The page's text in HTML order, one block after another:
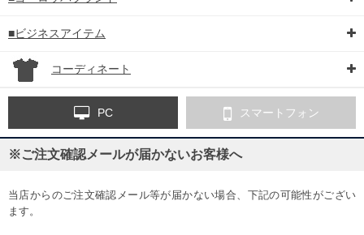
■ビジネスアイテム
コーディネート
PC スマートフォン
※ご注文確認メールが届かないお客様へ
当店からのご注文確認メール等が届かない場合、下記の可能性がござい
ます。